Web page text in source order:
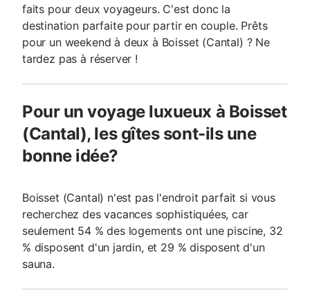
faits pour deux voyageurs. C'est donc la
destination parfaite pour partir en couple. Prêts
pour un weekend à deux à Boisset (Cantal) ? Ne
tardez pas à réserver !
Pour un voyage luxueux à Boisset
(Cantal), les gîtes sont-ils une
bonne idée?
Boisset (Cantal) n'est pas l'endroit parfait si vous
recherchez des vacances sophistiquées, car
seulement 54 % des logements ont une piscine, 32
% disposent d'un jardin, et 29 % disposent d'un
sauna.